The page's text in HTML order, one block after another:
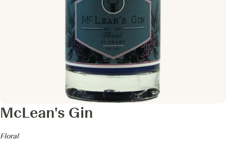
McLean's Gin
-
Floral